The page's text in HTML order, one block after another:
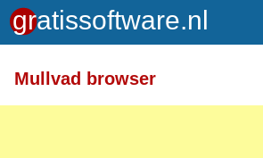
Mullvad browser
Toegelaten HTML-tags: <a>
<br /> <i> <b> <p>